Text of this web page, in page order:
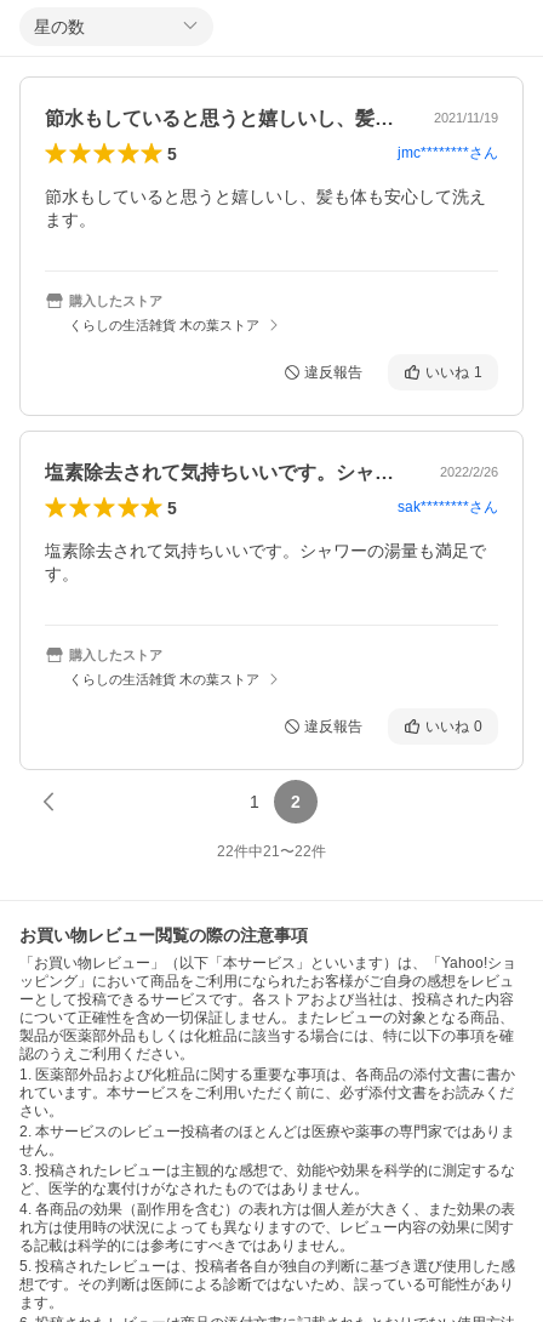
星の数
節水もしていると思うと嬉しいし、髪も体… 2021/11/19
5 jmc********さん
節水もしていると思うと嬉しいし、髪も体も安心して洗え
ます。
購入したストア
くらしの生活雑貨 木の葉ストア
違反報告 いいね 1
塩素除去されて気持ちいいです。シャワー… 2022/2/26
5 sak********さん
塩素除去されて気持ちいいです。シャワーの湯量も満足で
す。
購入したストア
くらしの生活雑貨 木の葉ストア
違反報告 いいね 0
1 2
22件中21〜22件
お買い物レビュー閲覧の際の注意事項
「お買い物レビュー」（以下「本サービス」といいます）は、「Yahoo!ショ
ッピング」において商品をご利用になられたお客様がご自身の感想をレビュ
ーとして投稿できるサービスです。各ストアおよび当社は、投稿された内容
について正確性を含め一切保証しません。またレビューの対象となる商品、
製品が医薬部外品もしくは化粧品に該当する場合には、特に以下の事項を確
認のうえご利用ください。
1. 医薬部外品および化粧品に関する重要な事項は、各商品の添付文書に書か
れています。本サービスをご利用いただく前に、必ず添付文書をお読みくだ
さい。
2. 本サービスのレビュー投稿者のほとんどは医療や薬事の専門家ではありま
せん。
3. 投稿されたレビューは主観的な感想で、効能や効果を科学的に測定するな
ど、医学的な裏付けがなされたものではありません。
4. 各商品の効果（副作用を含む）の表れ方は個人差が大きく、また効果の表
れ方は使用時の状況によっても異なりますので、レビュー内容の効果に関す
る記載は科学的には参考にすべきではありません。
5. 投稿されたレビューは、投稿者各自が独自の判断に基づき選び使用した感
想です。その判断は医師による診断ではないため、誤っている可能性があり
ます。